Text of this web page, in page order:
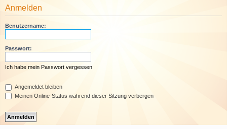
Anmelden
Benutzername:
Passwort:
Ich habe mein Passwort vergessen
Angemeldet bleiben
Meinen Online-Status während dieser Sitzung verbergen